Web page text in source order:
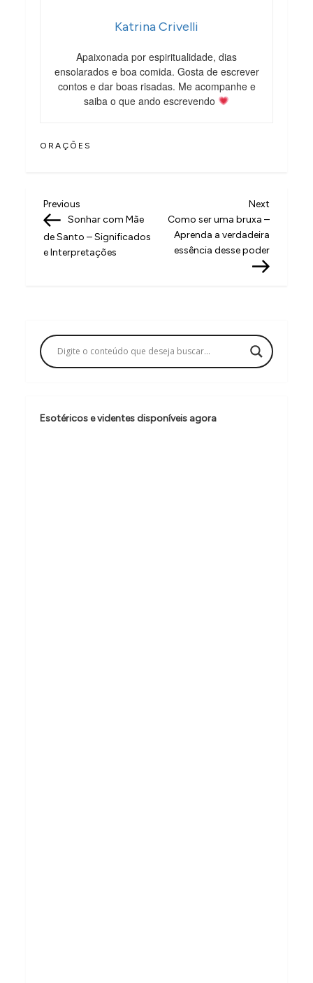
Katrina Crivelli
Apaixonada por espiritualidade, dias
ensolarados e boa comida. Gosta de escrever
contos e dar boas risadas. Me acompanhe e
saiba o que ando escrevendo
ORAÇÕES
N
a
v
ç
ã
d
Previous
Post
Previous
Sonhar com Mãe
de Santo – Significados
e Interpretações
Next
Post
Next
Como ser uma bruxa –
Aprenda a verdadeira
essência desse poder
Esotéricos e videntes disponíveis agora